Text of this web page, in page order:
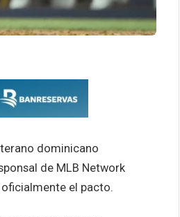
dominicano
de MLB Network
el pacto.